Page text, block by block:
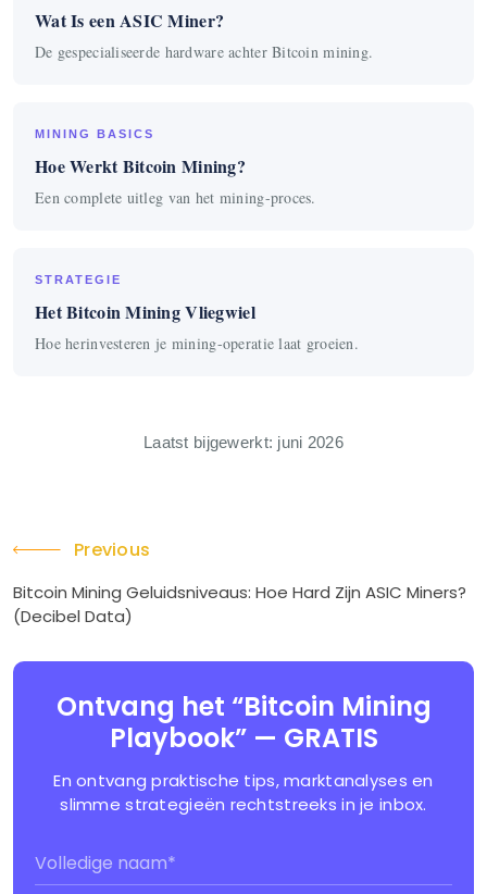
Wat Is een ASIC Miner?
De gespecialiseerde hardware achter Bitcoin mining.
MINING BASICS
Hoe Werkt Bitcoin Mining?
Een complete uitleg van het mining-proces.
STRATEGIE
Het Bitcoin Mining Vliegwiel
Hoe herinvesteren je mining-operatie laat groeien.
Laatst bijgewerkt: juni 2026
Previous
Bitcoin Mining Geluidsniveaus: Hoe Hard Zijn ASIC Miners?
(Decibel Data)
Ontvang het “Bitcoin Mining
Playbook” — GRATIS
En ontvang praktische tips, marktanalyses en
slimme strategieën rechtstreeks in je inbox.
Name (Vereist)